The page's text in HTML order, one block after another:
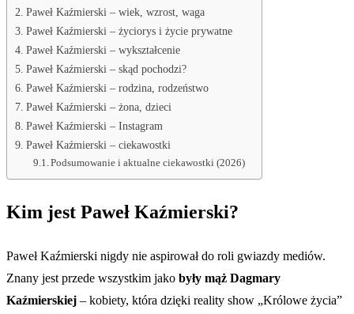
Paweł Kaźmierski – wiek, wzrost, waga
Paweł Kaźmierski – życiorys i życie prywatne
Paweł Kaźmierski – wykształcenie
Paweł Kaźmierski – skąd pochodzi?
Paweł Kaźmierski – rodzina, rodzeństwo
Paweł Kaźmierski – żona, dzieci
Paweł Kaźmierski – Instagram
Paweł Kaźmierski – ciekawostki
Podsumowanie i aktualne ciekawostki (2026)
Kim jest Paweł Kaźmierski?
Paweł Kaźmierski nigdy nie aspirował do roli gwiazdy mediów.
Znany jest przede wszystkim jako były mąż Dagmary
Kaźmierskiej – kobiety, która dzięki reality show „Królowe życia”